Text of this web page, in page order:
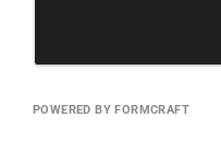
POWERED BY FORMCRAFT